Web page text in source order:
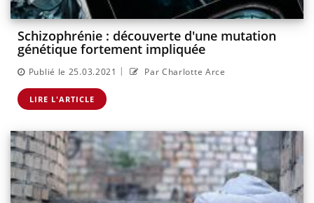
Schizophrénie : découverte d'une mutation
génétique fortement impliquée
Publié le 25.03.2021 | Par Charlotte Arce
LIRE L'ARTICLE